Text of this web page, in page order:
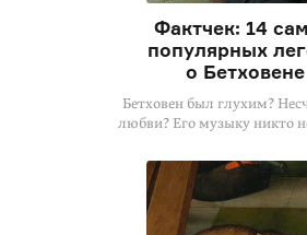
Фактчек: 14
популярных
о Бетховене
Бетховен был глухим?
любви? Его музыку никто